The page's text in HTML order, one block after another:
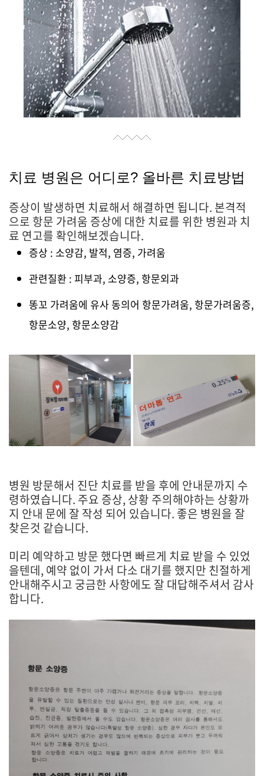
치료 병원은 어디로? 올바른 치료방법
증상이 발생하면 치료해서 해결하면 됩니다. 본격적
으로 항문 가려움 증상에 대한 치료를 위한 병원과 치
료 연고를 확인해보겠습니다.
증상 : 소양감, 발적, 염증, 가려움
관련질환 : 피부과, 소양증, 항문외과
똥꼬 가려움에 유사 동의어 항문가려움, 항문가려움증,
항문소양, 항문소양감
병원 방문해서 진단 치료를 받을 후에 안내문까지 수
령하였습니다. 주요 증상, 상황 주의해야하는 상황까
지 안내 문에 잘 작성 되어 있습니다. 좋은 병원을 잘
찾은것 같습니다.
미리 예약하고 방문 했다면 빠르게 치료 받을 수 있었
을텐데, 예약 없이 가서 다소 대기를 했지만 친절하게
안내해주시고 궁금한 사항에도 잘 대답해주셔서 감사
합니다.